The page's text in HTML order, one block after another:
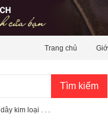
Trang chủ
Tìm kiếm
dây kim loại . . .